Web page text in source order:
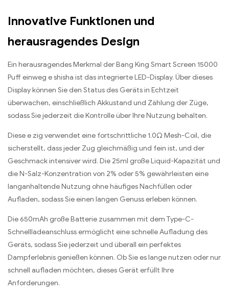
Innovative Funktionen und
herausragendes Design
Ein herausragendes Merkmal der Bang King Smart Screen 15000
Puff einweg e shisha ist das integrierte LED-Display. Über dieses
Display können Sie den Status des Geräts in Echtzeit
überwachen, einschließlich Akkustand und Zählung der Züge,
sodass Sie jederzeit die Kontrolle über Ihre Nutzung behalten.
Diese e zig verwendet eine fortschrittliche 1.0Ω Mesh-Coil, die
sicherstellt, dass jeder Zug gleichmäßig und fein ist, und der
Geschmack intensiver wird. Die 25ml große Liquid-Kapazität und
die N-Salz-Konzentration von 2% oder 5% gewährleisten eine
langanhaltende Nutzung ohne häufiges Nachfüllen oder
Aufladen, sodass Sie einen langen Genuss erleben können.
Die 650mAh große Batterie zusammen mit dem Type-C-
Schnellladeanschluss ermöglicht eine schnelle Aufladung des
Geräts, sodass Sie jederzeit und überall ein perfektes
Dampferlebnis genießen können. Ob Sie es lange nutzen oder nur
schnell aufladen möchten, dieses Gerät erfüllt Ihre
Anforderungen.